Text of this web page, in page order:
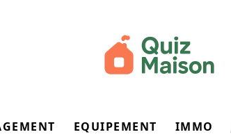
EQUIPEMENT IMMO